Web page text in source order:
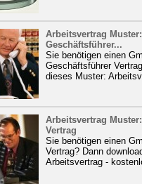
Arbeitsvertrag
Geschäftsführer...
Sie benötigen einen
Geschäftsführer
dieses Muster:
Arbeitsvertrag
Vertrag
Sie benötigen einen
Vertrag? Dann
Arbeitsvertrag -